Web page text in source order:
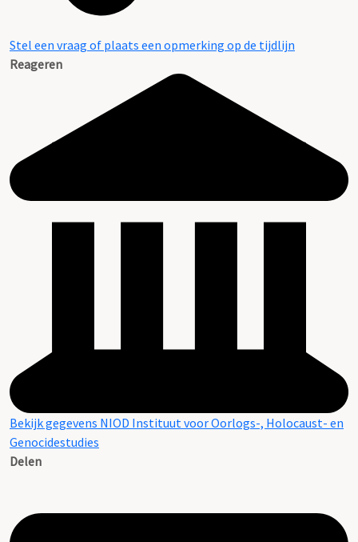
Stel een vraag of plaats een opmerking op de tijdlijn
Reageren
Bekijk gegevens NIOD Instituut voor Oorlogs-, Holocaust- en
Genocidestudies
Delen